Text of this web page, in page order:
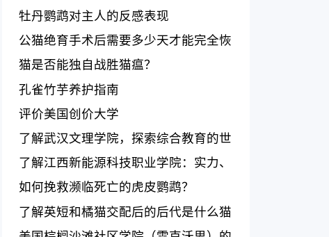
牡丹鹦鹉对主人的反感表现
公猫绝育手术后需要多少天才能完全恢
复？
猫是否能独自战胜猫瘟？
孔雀竹芋养护指南
评价美国创价大学
了解武汉文理学院，探索综合教育的世
界
了解江西新能源科技职业学院：实力、
特色、毕业生就业情况
如何挽救濒临死亡的虎皮鹦鹉？
了解英短和橘猫交配后的后代是什么猫